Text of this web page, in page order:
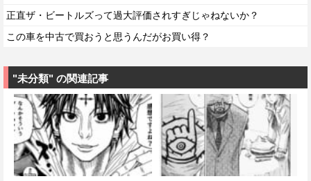
正直ザ・ビートルズって過大評価されすぎじゃねないか？
この車を中古で買おうと思うんだがお買い得？
"未分類" の関連記事